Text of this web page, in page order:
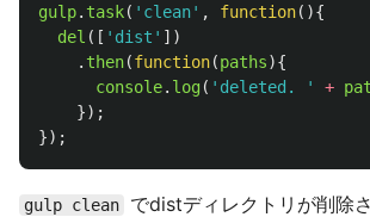
gulp. task( ' clean' , function(){
del ([ ' dist ' ])
. then(function(paths){
console. log( ' deleted. ' +
});
});
gulp clean
でdistディレクトリが削除